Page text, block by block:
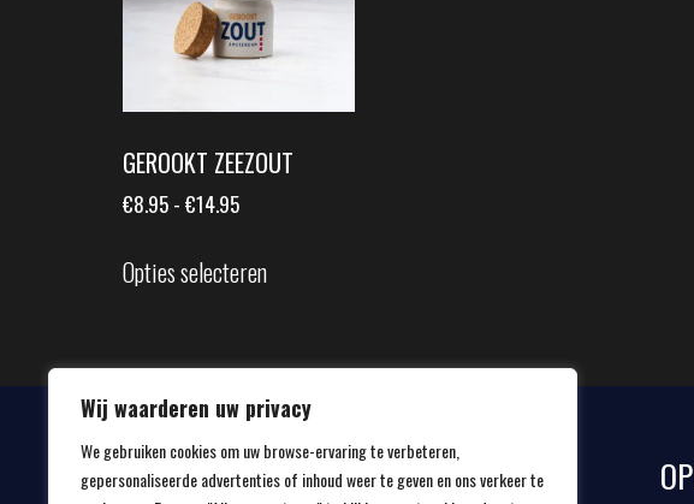
Wij waarderen uw privacy
We gebruiken cookies om uw browse-ervaring te verbeteren,
gepersonaliseerde advertenties of inhoud weer te geven en ons verkeer te
GEROOKT ZEEZOUT
€8.95 - €14.95
Opties selecteren